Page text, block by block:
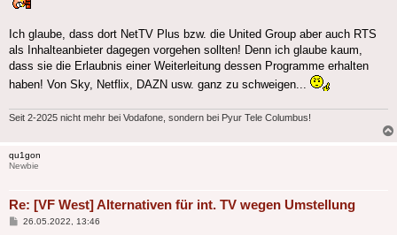
Ich glaube, dass dort NetTV Plus bzw. die United Group aber auch RTS
als Inhalteanbieter dagegen vorgehen sollten! Denn ich glaube kaum,
dass sie die Erlaubnis einer Weiterleitung dessen Programme erhalten
haben! Von Sky, Netflix, DAZN usw. ganz zu schweigen...
Seit 2-2025 nicht mehr bei Vodafone, sondern bei Pyur Tele Columbus!
qu1gon
Newbie
Re: [VF West] Alternativen für int. TV wegen Umstellung
Beitrag
26.05.2022, 13:46